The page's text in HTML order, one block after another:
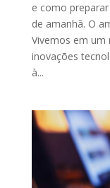
e como
de amanhã. O
Vivemos em um
inovações
à...